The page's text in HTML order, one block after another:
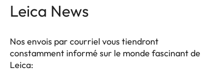
Leica News
Nos envois par courriel vous tiendront
constamment informé sur le monde fascinant de
Leica: